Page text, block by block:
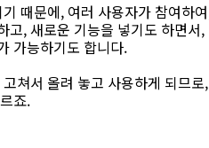
때문에, 여러 사용자가 참여하
고, 새로운 기능을 넣기도 하면서,
가능하기도 합니다.
쳐서 올려 놓고 사용하게 되므로,
죠.